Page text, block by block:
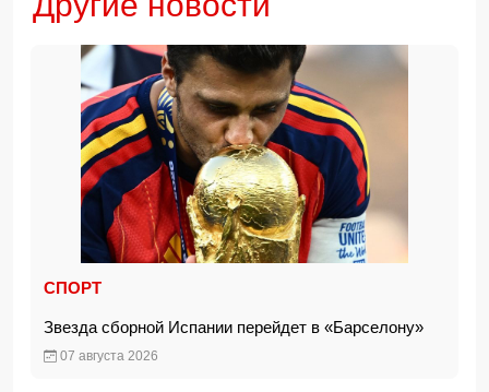
СПОРТ
Звезда сборной Испании перейдет в «Барселону»
07 августа 2026